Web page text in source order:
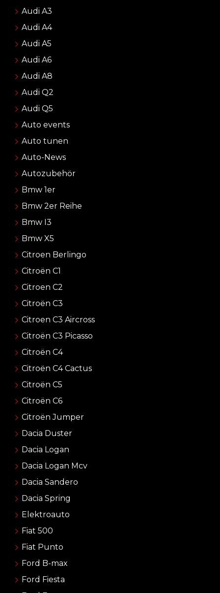
Audi A3
Audi A4
Audi A5
Audi A6
Audi A8
Audi Q2
Audi Q5
Auto events
Auto tunen
Auto-News
Autozubehör
Bmw 1er
Bmw 2er Reihe
Bmw I3
Bmw X5
Citroen Berlingo
Citroën C1
Citroen C2
Citroën C3
Citroen C3 Aircross
Citroën C3 Picasso
Citroën C4
Citroën C4 Cactus
Citroën C5
Citroën C6
Citroën Jumper
Dacia Duster
Dacia Logan
Dacia Logan Mcv
Dacia Sandero
Dacia Spring
Elektroauto
Fiat 500
Fiat Punto
Ford B-max
Ford Fiesta